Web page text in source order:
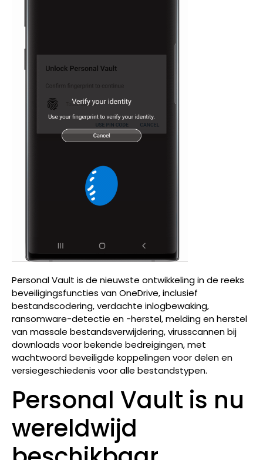
Personal Vault is de nieuwste ontwikkeling in de reeks
beveiligingsfuncties van OneDrive, inclusief
bestandscodering, verdachte inlogbewaking,
ransomware-detectie en -herstel, melding en herstel
van massale bestandsverwijdering, virusscannen bij
downloads voor bekende bedreigingen, met
wachtwoord beveiligde koppelingen voor delen en
versiegeschiedenis voor alle bestandstypen.
Personal Vault is nu
wereldwijd